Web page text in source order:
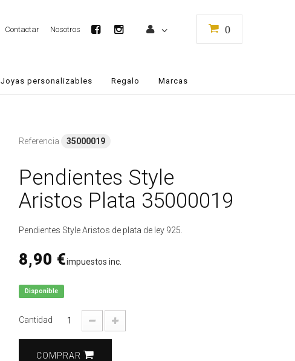
0
Nosotros
Contactar
Joyas personalizables Regalo Marcas
Referencia 35000019
Pendientes Style
Aristos Plata 35000019
Pendientes Style Aristos de plata de ley 925.
8,90 €impuestos inc.
Disponible
Cantidad
COMPRAR